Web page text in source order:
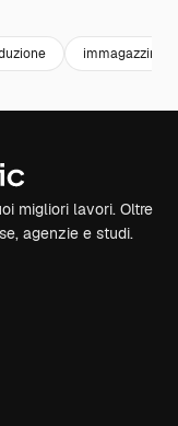
migliori lavori. Oltre
agenzie e studi.